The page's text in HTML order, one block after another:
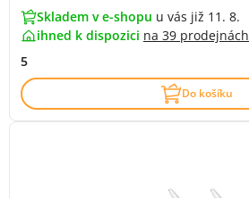
Skladem v e-shopu u vás již 11. 8.
ihned k dispozici na 39 prodejnách
5
Do košíku